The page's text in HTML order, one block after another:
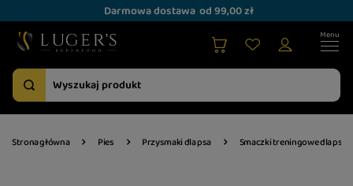
Darmowa dostawa od 99,00 zł
Strona główna Pies Przysmaki dla psa Smaczki treningowe dla psa